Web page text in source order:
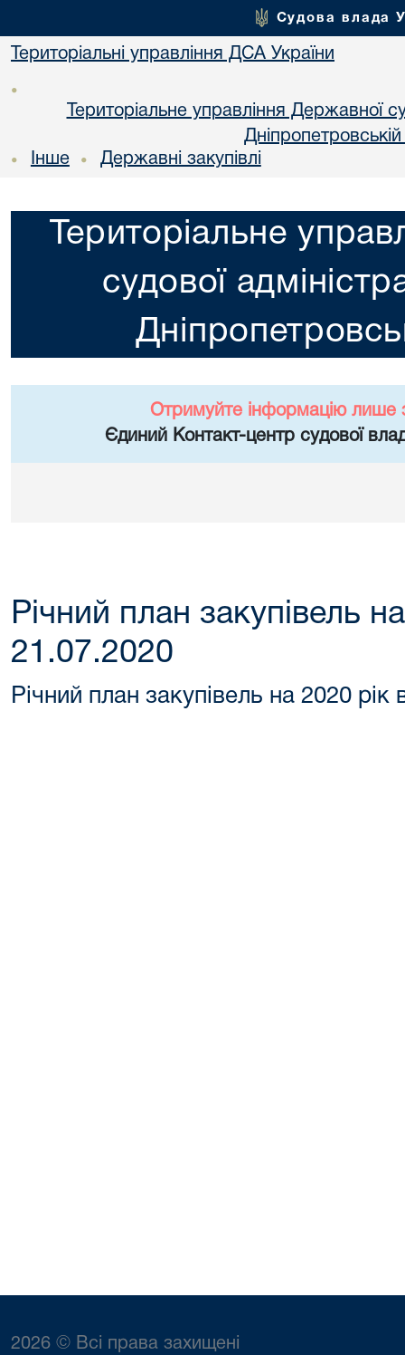
Судова влада
Територіальні управління ДСА України
•
Територіальне управління Державної
• Інше • Державні закупівлі
Територіальне
судової
Отримуйте інформацію лише
Єдиний Контакт-центр судової
Річний план закупівель
21.07.2020
Річний план закупівель на 2020 рік
2026 © Всі права захищені